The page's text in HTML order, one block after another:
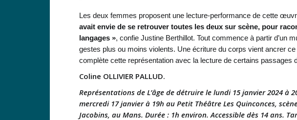
Les deux femmes proposent une lecture-performance de cette
avait envie de se retrouver toutes les deux sur scène, pour
langages », confie Justine Berthillot. Tout commence à partir d’un
gestes plus ou moins violents. Une écriture du corps vient ancrer
complète cette représentation avec la lecture de certains passages
Coline OLLIVIER PALLUD.
Représentations de L’âge de détruire le lundi 15 janvier 2024 à
mercredi 17 janvier à 19h au Petit Théâtre Les Quinconces,
Jacobins, au Mans. Durée : 1h environ. Accessible dès 14 ans.